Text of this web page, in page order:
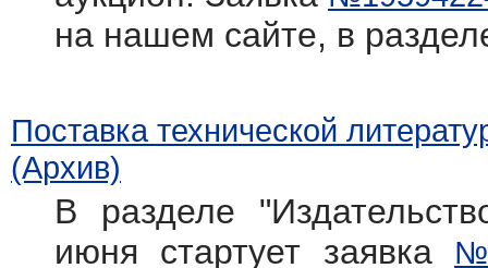
на нашем сайте, в
Поставка технической
(Архив)
В разделе
июня стартует заявка